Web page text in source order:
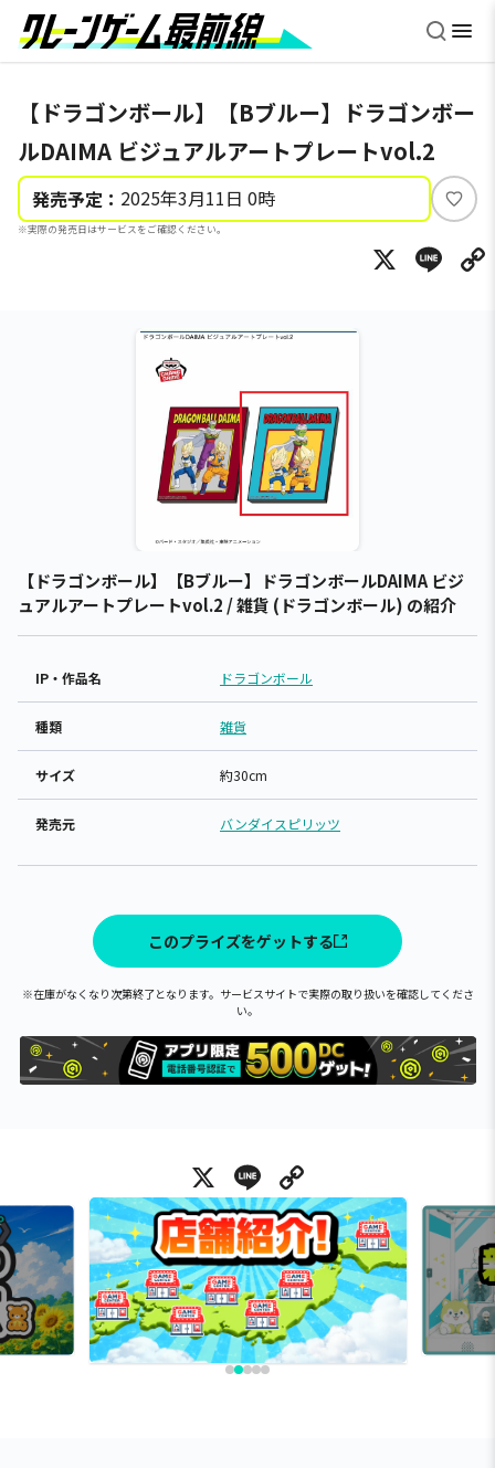
【ドラゴンボール】【Bブルー】ドラゴンボー
ルDAIMA ビジュアルアートプレートvol.2
発売予定： 2025年3月11日 0時
※実際の発売日はサービスをご確認ください。
い
ね
X
【ドラゴンボール】【Bブルー】ドラゴンボールDAIMA ビジ
ュアルアートプレートvol.2 / 雑貨 (ドラゴンボール) の紹介
IP・作品名 ドラゴンボール
種類 雑貨
サイズ 約30cm
発売元 バンダイスピリッツ
このプライズをゲットする
※在庫がなくなり次第終了となります。サービスサイトで実際の取り扱いを確認してくださ
い。
X Line